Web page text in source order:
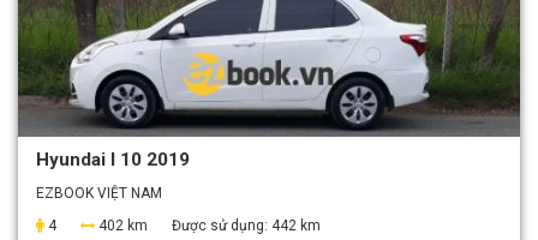
Hyundai I 10 2019
EZBOOK VIỆT NAM
4
402 km Được sử dụng: 442 km